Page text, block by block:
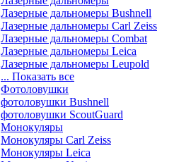
Лазерные дальномеры Bushnell
Лазерные дальномеры Carl Zeiss
Лазерные дальномеры Combat
Лазерные дальномеры Leica
Лазерные дальномеры Leupold
... Показать все
Фотоловушки
фотоловушки Bushnell
фотоловушки ScoutGuard
Монокуляры
Монокуляры Carl Zeiss
Монокуляры Leica